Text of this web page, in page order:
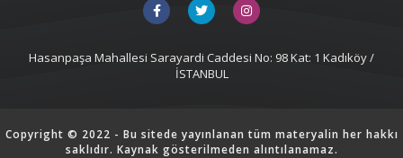
Hasanpaşa Mahallesi Sarayardi Caddesi No: 98 Kat: 1 Kadıköy /
İSTANBUL
Copyright © 2022 - Bu sitede yayınlanan tüm materyalin her hakkı
saklıdır. Kaynak gösterilmeden alıntılanamaz.